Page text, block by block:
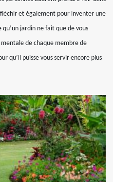
et également pour inventer une
jardin ne fait que de vous
de chaque membre de
qu’il puisse vous servir encore plus